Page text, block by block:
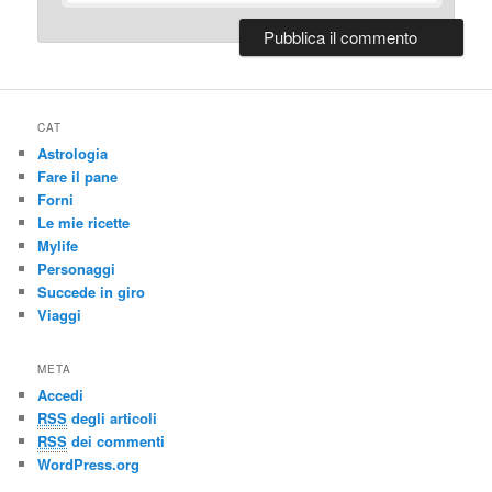
CAT
Astrologia
Fare il pane
Forni
Le mie ricette
Mylife
Personaggi
Succede in giro
Viaggi
META
Accedi
RSS degli articoli
RSS dei commenti
WordPress.org